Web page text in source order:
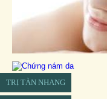
TRỊ TÀN NHANG